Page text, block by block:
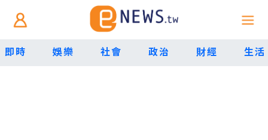
即時 娛樂 社會 政治 財經 生活